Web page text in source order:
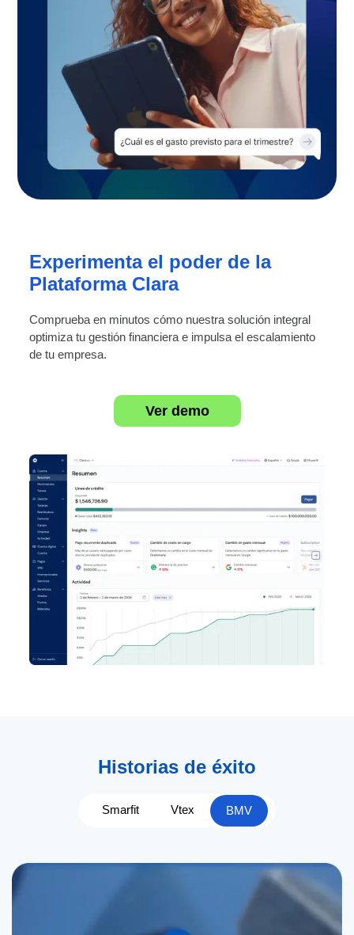
Experimenta el poder de la
Plataforma Clara
Comprueba en minutos cómo nuestra solución integral
optimiza tu gestión financiera e impulsa el escalamiento
de tu empresa.
Ver demo
Historias de éxito
Smarfit Vtex BMV